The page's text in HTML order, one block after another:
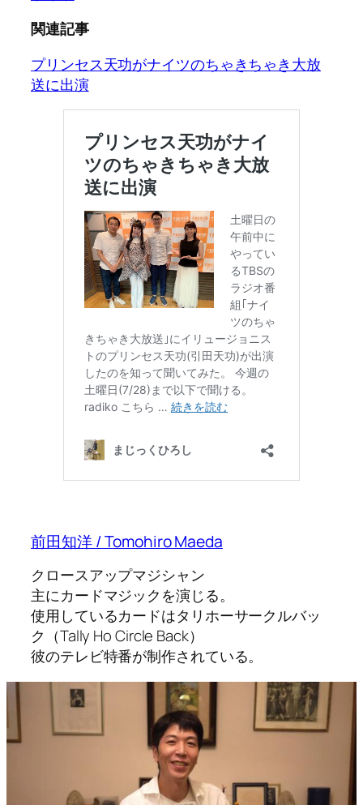
関連記事
プリンセス天功がナイツのちゃきちゃき大放
送に出演
前田知洋 / Tomohiro Maeda
クロースアップマジシャン
主にカードマジックを演じる。
使用しているカードはタリホーサークルバッ
ク（Tally Ho Circle Back）
彼のテレビ特番が制作されている。